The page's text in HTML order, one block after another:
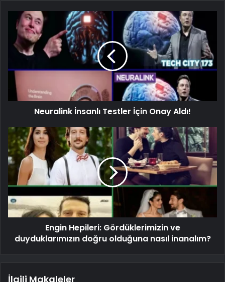
Neuralink İnsanlı Testler İçin Onay Aldı!
Engin Hepileri: Gördüklerimizin ve
duyduklarımızın doğru olduğuna nasıl inanalım?
İlgili Makaleler